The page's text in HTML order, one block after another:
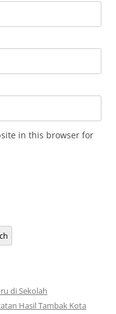
in this browser for
di Sekolah
Hasil Tambak Kota